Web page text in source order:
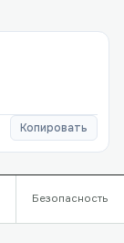
Копировать
Безопасность